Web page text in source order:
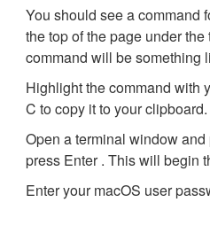
You should see a command
the top of the page under the
command will be something
Highlight the command with
C to copy it to your clipboard.
Open a terminal window
press Enter. This will begin
Enter your macOS user